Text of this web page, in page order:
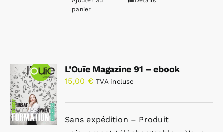
panier
L’Ouïe Magazine 91 – ebook
15,00 € TVA incluse
Sans expédition – Produit